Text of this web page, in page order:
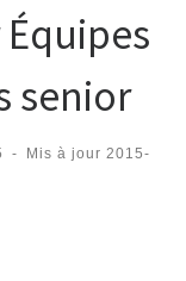
senior
- Mis à jour 2015-